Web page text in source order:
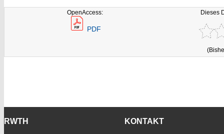
OpenAccess:
PDF
Dieses
RWTH KONTAKT